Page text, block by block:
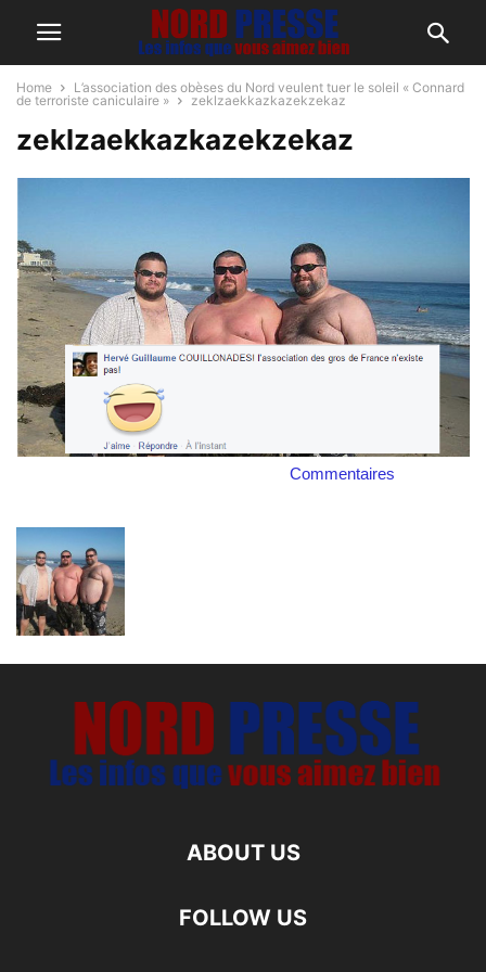
Home
L’association des obèses du Nord veulent tuer le soleil « Connard
de terroriste caniculaire »
zeklzaekkazkazekzekaz
zeklzaekkazkazekzekaz
Commentaires
ABOUT US
FOLLOW US